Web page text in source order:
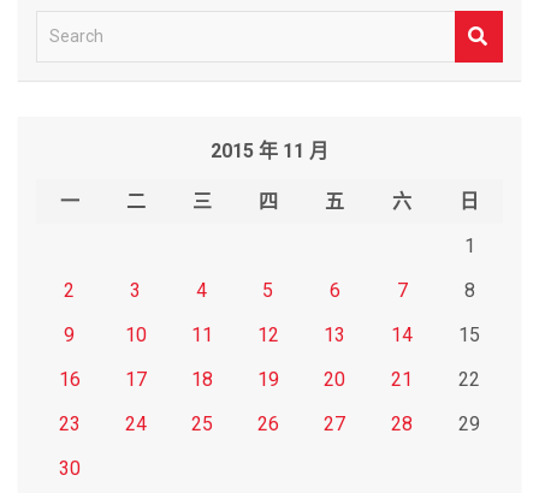
e
2015 年 11 月
一 二 三 四 五 六
日
1
2
3 4 5 6 7
8
9
10 11 12 13 14
15
16
17 18 19 20 21
22
23
24 25 26 27 28
29
30